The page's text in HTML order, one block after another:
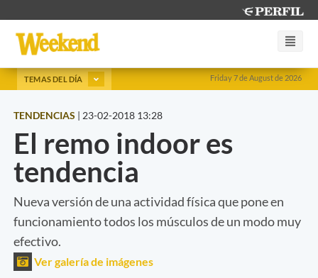
Friday 7 de August de 2026
TEMAS DEL DÍA
TENDENCIAS | 23-02-2018 13:28
El remo indoor es
tendencia
Nueva versión de una actividad física que pone en
funcionamiento todos los músculos de un modo muy
efectivo.
Ver galería de imágenes